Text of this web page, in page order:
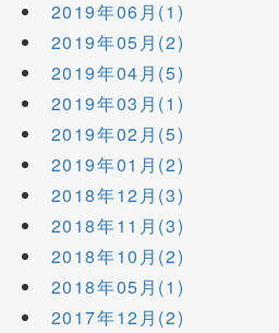
2019年06月(1)
2019年05月(2)
2019年04月(5)
2019年03月(1)
2019年02月(5)
2019年01月(2)
2018年12月(3)
2018年11月(3)
2018年10月(2)
2018年05月(1)
2017年12月(2)